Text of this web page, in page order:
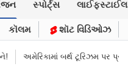
સ્પોર્ટ્સ લાઈફસ્ટાઈલ
કૉલમ શૉટ વિડિઓઝ
ટૂરિઝમ પર પ્રતિબંધ મૂક્યો ડોનલ્ડ